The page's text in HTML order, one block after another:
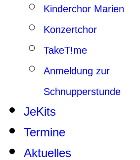
Kinderchor Marien
Konzertchor
TakeT!me
Anmeldung zur
Schnupperstunde
JeKits
Termine
Aktuelles